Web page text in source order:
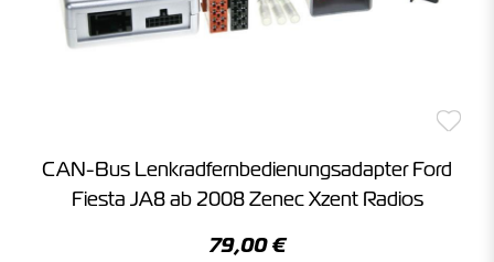
CAN-Bus Lenkradfernbedienungsadapter Ford
Fiesta JA8 ab 2008 Zenec Xzent Radios
79,00 €